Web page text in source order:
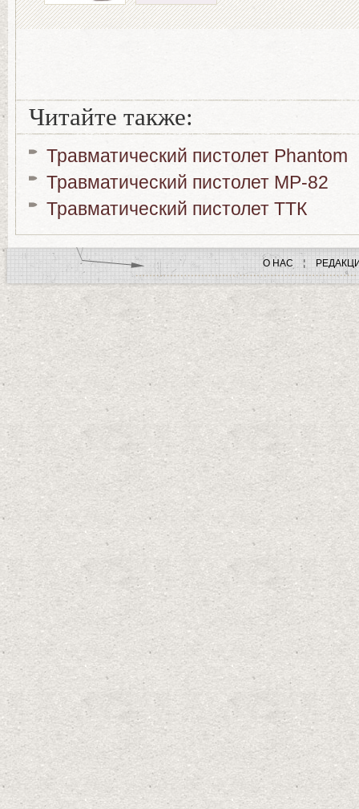
Читайте также:
Травматический пистолет Phantom
Травматический пистолет МР-82
Травматический пистолет ТТК
О НАС